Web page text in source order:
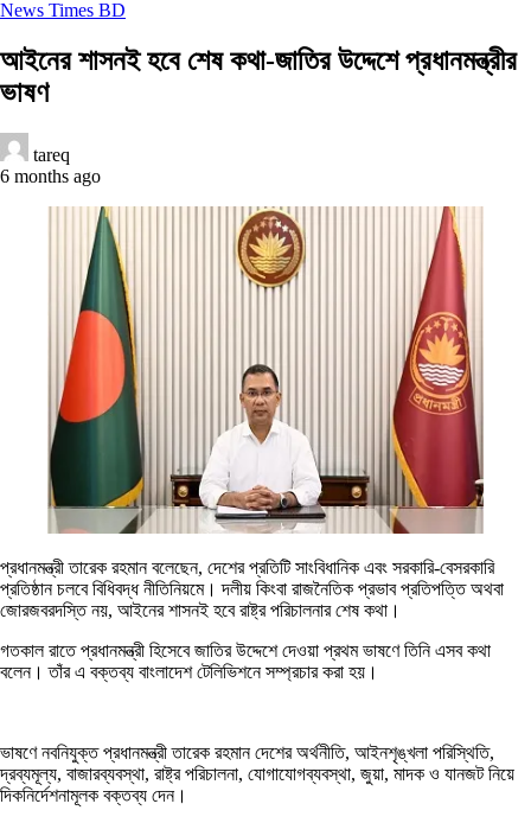
News Times BD
আইনের শাসনই হবে শেষ কথা-জাতির উদ্দেশে প্রধানমন্ত্রীর
ভাষণ
tareq
6 months ago
প্রধানমন্ত্রী তারেক রহমান বলেছেন, দেশের প্রতিটি সাংবিধানিক এবং সরকারি-বেসরকারি
প্রতিষ্ঠান চলবে বিধিবদ্ধ নীতিনিয়মে। দলীয় কিংবা রাজনৈতিক প্রভাব প্রতিপত্তি অথবা
জোরজবরদস্তি নয়, আইনের শাসনই হবে রাষ্ট্র পরিচালনার শেষ কথা।
গতকাল রাতে প্রধানমন্ত্রী হিসেবে জাতির উদ্দেশে দেওয়া প্রথম ভাষণে তিনি এসব কথা
বলেন। তাঁর এ বক্তব্য বাংলাদেশ টেলিভিশনে সম্প্রচার করা হয়।
ভাষণে নবনিযুক্ত প্রধানমন্ত্রী তারেক রহমান দেশের অর্থনীতি, আইনশৃঙ্খলা পরিস্থিতি,
দ্রব্যমূল্য, বাজারব্যবস্থা, রাষ্ট্র পরিচালনা, যোগাযোগব্যবস্থা, জুয়া, মাদক ও যানজট নিয়ে
দিকনির্দেশনামূলক বক্তব্য দেন।